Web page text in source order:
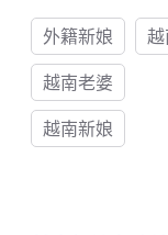
外籍新娘
越南老婆
越南新娘